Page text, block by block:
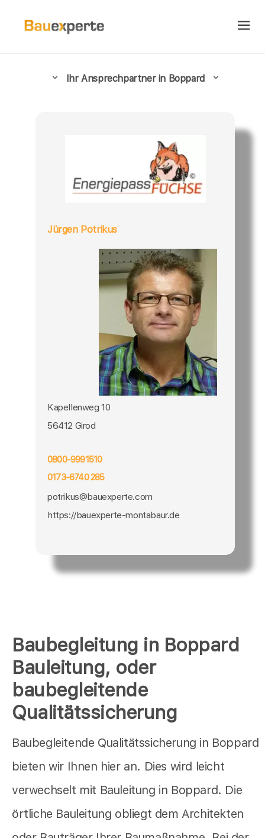
Baubegleitung in Boppard
Bauleitung, oder
baubegleitende
Qualitätssicherung
Baubegleitende Qualitätssicherung in Boppard
bieten wir Ihnen hier an. Dies wird leicht
verwechselt mit Bauleitung in Boppard. Die
örtliche Bauleitung obliegt dem Architekten
Ihr Ansprechpartner in Boppard
Jürgen Potrikus
Kapellenweg 10
56412 Girod
0800-9991510
0173-6740 285
potrikus@bauexperte.com
https://bauexperte-montabaur.de